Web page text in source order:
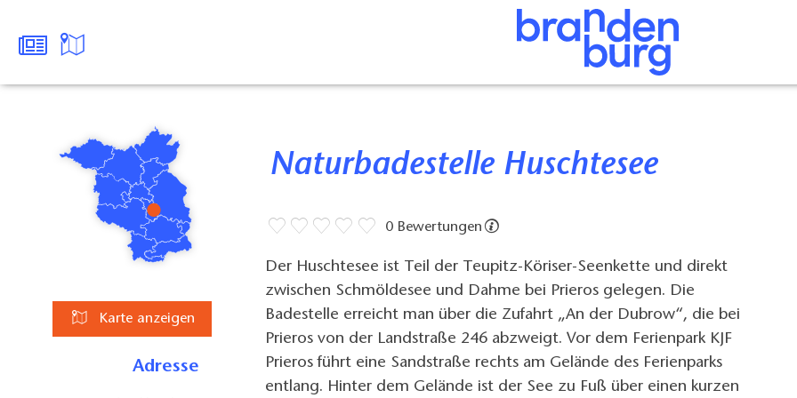
Karte anzeigen
Adresse
Naturbadestelle Huschtesee
0 Bewertungen
Der Huschtesee ist Teil der Teupitz-Köriser-Seenkette und direkt
zwischen Schmöldesee und Dahme bei Prieros gelegen. Die
Badestelle erreicht man über die Zufahrt „An der Dubrow“, die bei
Prieros von der Landstraße 246 abzweigt. Vor dem Ferienpark KJF
Prieros führt eine Sandstraße rechts am Gelände des Ferienparks
entlang. Hinter dem Gelände ist der See zu Fuß über einen kurzen